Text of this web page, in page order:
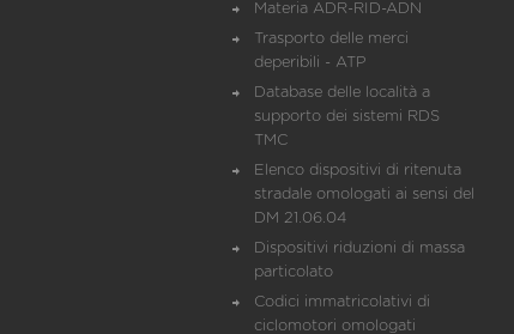
Materia ADR-RID-ADN
Trasporto delle merci
deperibili - ATP
Database delle località a
supporto dei sistemi RDS
TMC
Elenco dispositivi di ritenuta
stradale omologati ai sensi del
DM 21.06.04
Dispositivi riduzioni di massa
particolato
Codici immatricolativi di
ciclomotori omologati